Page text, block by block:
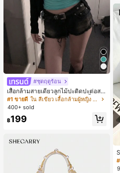
#ชุดฤดูร้อน
เสื้อกล้ามสายเดี่ยวลูกไม้ปะติดปะต่อสไ
ตล์เกาหลี, สุนทรียศาสตร์ Y2K, เสื้อผ้าส
ตรีทแวร์ลำลองฤดูร้อน
#1 ขายดี
ใน สีเขียว เสื้อกล้ามผู้หญิง & Camis
400+ sold
฿199